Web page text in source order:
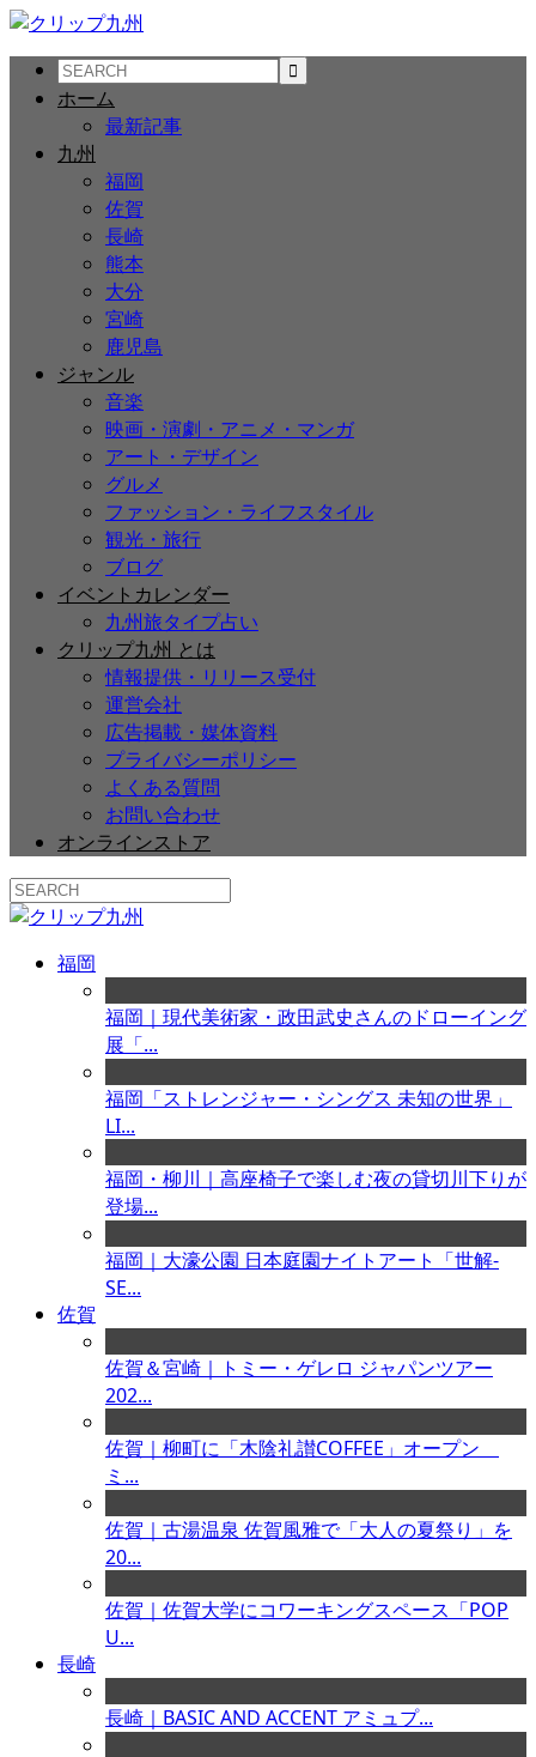
ホーム
最新記事
九州
福岡
佐賀
長崎
熊本
大分
宮崎
鹿児島
ジャンル
音楽
映画・演劇・アニメ・マンガ
アート・デザイン
グルメ
ファッション・ライフスタイル
観光・旅行
ブログ
イベントカレンダー
九州旅タイプ占い
クリップ九州 とは
情報提供・リリース受付
運営会社
広告掲載・媒体資料
プライバシーポリシー
よくある質問
お問い合わせ
オンラインストア
福岡
福岡｜現代美術家・政田武史さんのドローイング
展「...
福岡「ストレンジャー・シングス 未知の世界」
LI...
福岡・柳川｜高座椅子で楽しむ夜の貸切川下りが
登場...
福岡｜大濠公園 日本庭園ナイトアート「世解-
SE...
佐賀
佐賀＆宮崎｜トミー・ゲレロ ジャパンツアー
202...
佐賀｜柳町に「木陰礼讃COFFEE」オープン
ミ...
佐賀｜古湯温泉 佐賀風雅で「大人の夏祭り」を
20...
佐賀｜佐賀大学にコワーキングスペース「POP
U...
長崎
長崎｜BASIC AND ACCENT アミュプ...